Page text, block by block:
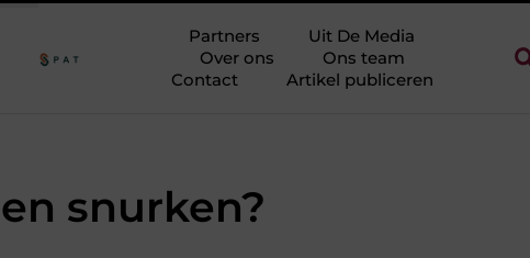
Partners
Uit De Media
Over ons
Ons team
Contact
Artikel publiceren
snurken?